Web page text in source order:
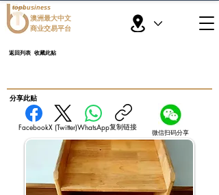
topbusiness
澳洲最大中文
商业交易平台
返回列表 收藏此贴
​分享此贴
FacebookX (Twitter)WhatsApp复制链接
微信扫码分享